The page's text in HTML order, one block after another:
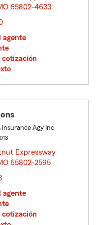
65802-4633
agente
cotización
Insurance Agy Inc
Expressway
65802-2595
agente
cotización